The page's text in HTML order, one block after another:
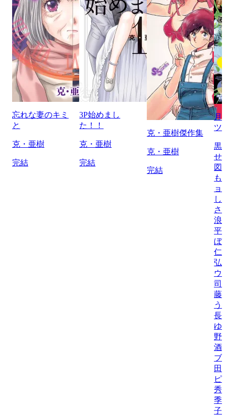
忘れな妻のキミ
と
克・亜樹
完結
3P始めまし
た！！
克・亜樹
完結
克・亜樹傑作集
克・亜樹
完結
月
ツ
黒
せ
図
も
ョ
し
さ
浪
平/
ぼ
仁
弘/
ウ
司/
藤
う
長
ゆ
野
酒
ブ
田
ピ
秀
季/
子/